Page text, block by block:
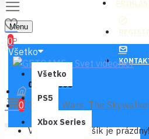
Menu
0
0 ks - 0,00€
0
Váš nákupný košík je prázdny!
Všetko
Všetko
PS5
Xbox Series
LEGO Star Wars: The